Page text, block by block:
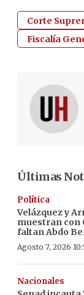
Corte
Fiscalía
Últimas
Política
Velázquez y
muestran con
faltan Abdo
Agosto 7, 2026
Nacionales